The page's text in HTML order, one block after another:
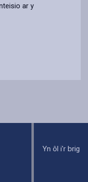
ar y
Yn ôl i'r brig